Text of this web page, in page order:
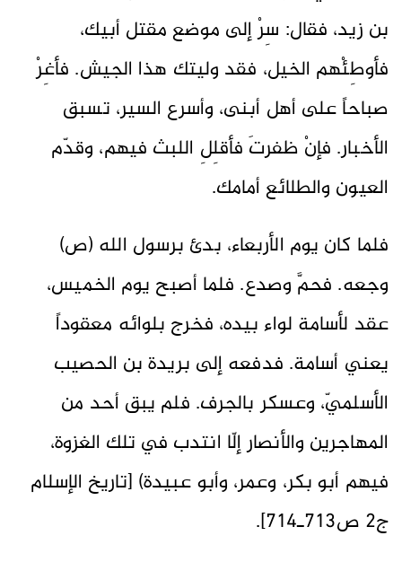
بن زيد، فقال: سِرْ إلى موضع مقتل أبيك،
فأوطِئْهم الخيل، فقد وليتك هذا الجيش. فأغِرْ
صباحاً على أهل أبنى، وأسرع السير، تسبق
الأخبار. فإنْ ظفرتَ فأقلِلِ اللبث فيهم، وقدّم
العيون والطلائع أمامك.
فلما كان يوم الأربعاء، بدئ برسول الله (ص)
وجعه. فحمَّ وصدع. فلما أصبح يوم الخميس،
عقد لأسامة لواء بيده، فخرج بلوائه معقوداً
يعني أسامة. فدفعه إلى بريدة بن الحصيب
الأسلميّ، وعسكر بالجرف. فلم يبق أحد من
المهاجرين والأنصار إلّا انتدب في تلك الغزوة،
فيهم أبو بكر، وعمر، وأبو عبيدة) [تاريخ الإسلام
ج2 ص713ـ714].